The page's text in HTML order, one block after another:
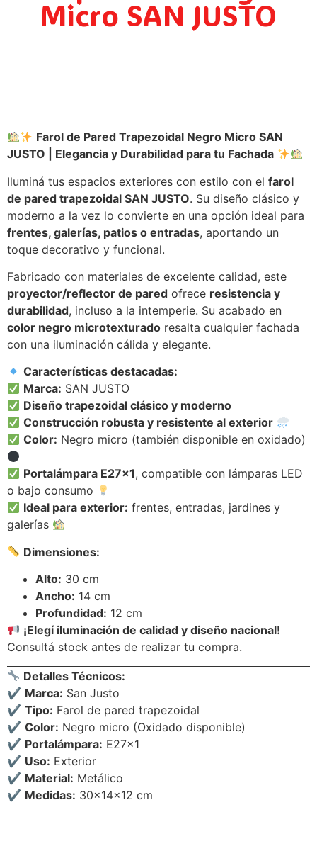
Micro SAN JUSTO
Farol de Pared Trapezoidal Negro Micro SAN
JUSTO | Elegancia y Durabilidad para tu Fachada
Iluminá tus espacios exteriores con estilo con el farol
de pared trapezoidal SAN JUSTO. Su diseño clásico y
moderno a la vez lo convierte en una opción ideal para
frentes, galerías, patios o entradas, aportando un
toque decorativo y funcional.
Fabricado con materiales de excelente calidad, este
proyector/reflector de pared ofrece resistencia y
durabilidad, incluso a la intemperie. Su acabado en
color negro microtexturado resalta cualquier fachada
con una iluminación cálida y elegante.
Características destacadas:
Marca: SAN JUSTO
Diseño trapezoidal clásico y moderno
Construcción robusta y resistente al exterior
Color: Negro micro (también disponible en oxidado)
Portalámpara E27x1, compatible con lámparas LED
o bajo consumo
Ideal para exterior: frentes, entradas, jardines y
galerías
Dimensiones:
Alto: 30 cm
Ancho: 14 cm
Profundidad: 12 cm
¡Elegí iluminación de calidad y diseño nacional!
Consultá stock antes de realizar tu compra.
Detalles Técnicos:
✔ Marca: San Justo
✔ Tipo: Farol de pared trapezoidal
✔ Color: Negro micro (Oxidado disponible)
✔ Portalámpara: E27x1
✔ Uso: Exterior
✔ Material: Metálico
✔ Medidas: 30x14x12 cm